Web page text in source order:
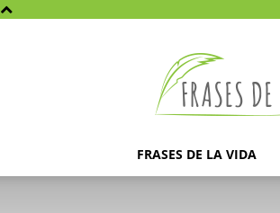
FRASES DE LA VIDA